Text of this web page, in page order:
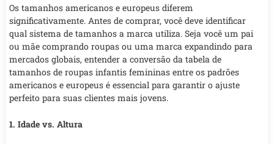
Os tamanhos americanos e europeus diferem
significativamente. Antes de comprar, você deve identificar
qual sistema de tamanhos a marca utiliza. Seja você um pai
ou mãe comprando roupas ou uma marca expandindo para
mercados globais, entender a conversão da tabela de
tamanhos de roupas infantis femininas entre os padrões
americanos e europeus é essencial para garantir o ajuste
perfeito para suas clientes mais jovens.
1. Idade vs. Altura